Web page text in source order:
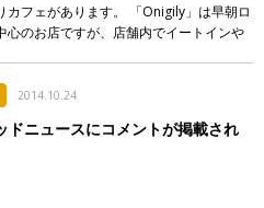
フェがあります。 「Onigily」は早朝ロ
のお店ですが、店舗内でイートインや
2014.10.24
ドニュースにコメントが掲載され